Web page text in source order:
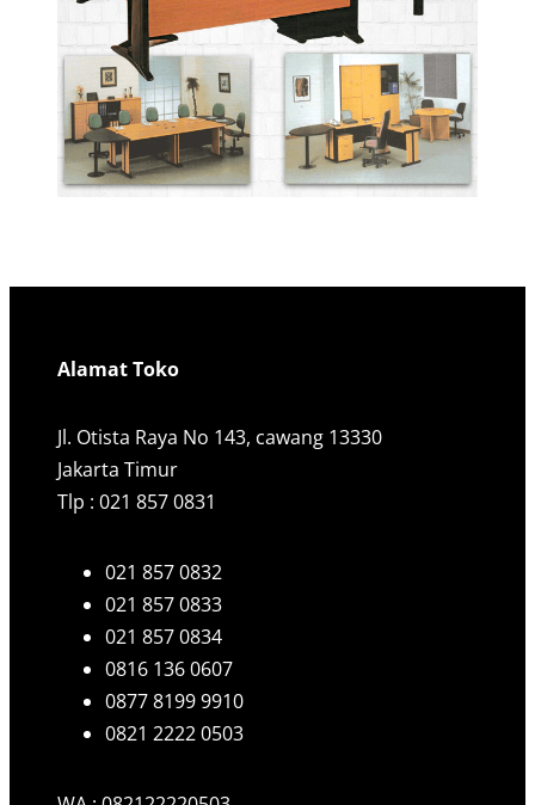
Alamat Toko
Jl. Otista Raya No 143, cawang 13330
Jakarta Timur
Tlp : 021 857 0831
021 857 0832
021 857 0833
021 857 0834
0816 136 0607
0877 8199 9910
0821 2222 0503